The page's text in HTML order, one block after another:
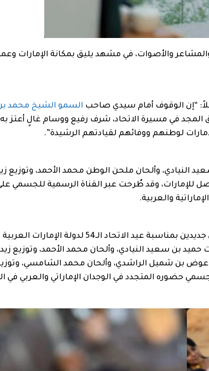
والأصوات، في مشهد يليق بمكانة الإمارات
“إن الوقوف أمام سيدي صاحب السمو الشيخ محمد بن
المجد في مسيرة الاتحاد، شرف رفيع ووسام غالٍ أعتز
لوطنهم ووفائهم لقيادتهم الرشيدة”.
النيادي، وألحان ملحن الوطن محمد الأحمد، وتوزيع
للإمارات، وقد طُرحت عبر القناة الرسمية للجسمي
قام أيضًا بطرح عملين وطنيين جديدين بمناسبة عيد الاتحاد الـ54 لدولة
حميد بن سعيد النيادي، وألحان محمد الأحمد، وتوزيع
عوض بن شميل الراشدي، وألحان محمد الشامسي،
حضوره المتجدد في الوجدان الإماراتي والعربي في